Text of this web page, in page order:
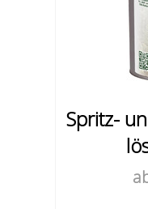
Spritz-